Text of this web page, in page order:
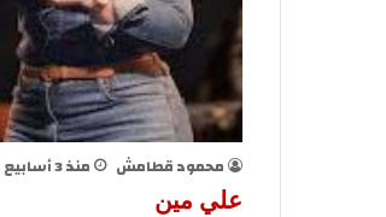
محمود قطامش منذ 3 أسابيع
علي مين